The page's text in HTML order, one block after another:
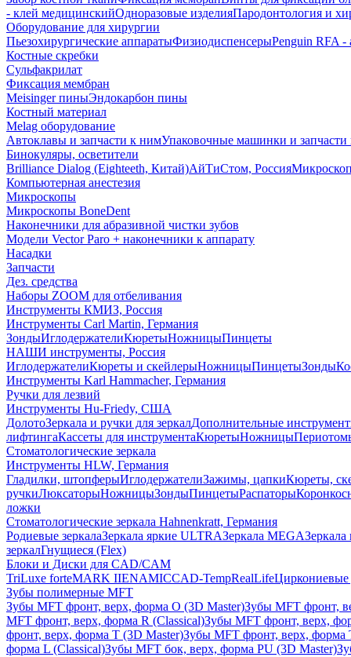
- клей медицинскийОдноразовые изделияПародонтология и
Оборудование для хирургии
Пьезохирургические аппаратыФизиодиспенсерыPenguin RFA -
Костные скребки
Сульфакрилат
Фиксация мембран
Meisinger пиныЭндокарбон пины
Костный материал
Melag оборудование
Автоклавы и запчасти к нимУпаковочные машинки и
Бинокуляры, осветители
Brilliance Dialog (Eighteeth, Китай)АйТиСтом, Россия
Компьютерная анестезия
Микроскопы
Микроскопы BoneDent
Наконечники для абразивной чистки зубов
Модели Vector Paro + наконечники к аппарату
Насадки
Запчасти
Дез. средства
Наборы ZOOM для отбеливания
Инструменты КМИЗ, Россия
Инструменты Carl Martin, Германия
ЗондыИглодержателиКюретыНожницыПинцеты
НАШИ инструменты, Россия
ИглодержателиКюреты и скейлерыНожницыПинцетыЗонды
Инструменты Karl Hammacher, Германия
Ручки для лезвий
Инструменты Hu-Friedy, США
ДолотоЗеркала и ручки для зеркалДополнительные
лифтингаКассеты для инструментаКюретыНожницы
Стоматологические зеркала
Инструменты HLW, Германия
Гладилки, штопферыИглодержателиЗажимы, цапкиКюреты,
ручкиЛюксаторыНожницыЗондыПинцетыРаспаторы
ложки
Стоматологические зеркала Hahnenkratt, Германия
Родиевые зеркалаЗеркала яркие ULTRAЗеркала MEGAЗеркала
зеркалГнущиеся (Flex)
Блоки и Диски для CAD/CAM
TriLuxe forteMARK IIENAMICCAD-TempRealLifeЦиркониевые
Зубы полимерные MFT
Зубы MFT фронт, верх, форма O (3D Master)Зубы MFT фронт,
MFT фронт, верх, форма R (Classical)Зубы MFT фронт, верх,
фронт, верх, форма T (3D Master)Зубы MFT фронт, верх, форма
форма L (Classical)Зубы MFT бок, верх, форма PU (3D Master)